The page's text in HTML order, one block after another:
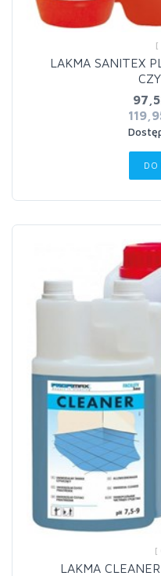
[
LAKMA SANITEX
DO
[
LAKMA